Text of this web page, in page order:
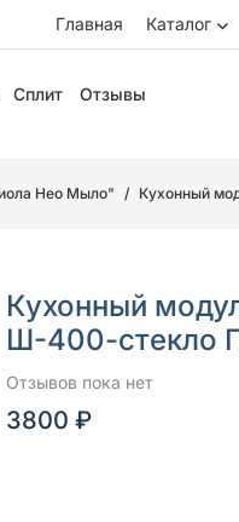
Главная Каталог
Сплит Отзывы
Нео Мыло" Кухонный
Кухонный
Ш-400-стекло
Отзывов пока нет
3800 ₽